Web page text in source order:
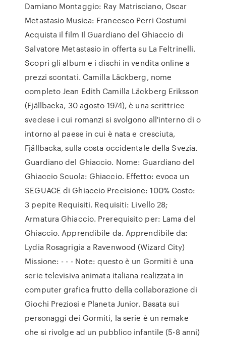
Damiano Montaggio: Ray Matrisciano, Oscar
Metastasio Musica: Francesco Perri Costumi
Acquista il film Il Guardiano del Ghiaccio di
Salvatore Metastasio in offerta su La Feltrinelli.
Scopri gli album e i dischi in vendita online a
prezzi scontati. Camilla Läckberg, nome
completo Jean Edith Camilla Läckberg Eriksson
(Fjällbacka, 30 agosto 1974), è una scrittrice
svedese i cui romanzi si svolgono all'interno di o
intorno al paese in cui è nata e cresciuta,
Fjällbacka, sulla costa occidentale della Svezia.
Guardiano del Ghiaccio. Nome: Guardiano del
Ghiaccio Scuola: Ghiaccio. Effetto: evoca un
SEGUACE di Ghiaccio Precisione: 100% Costo:
3 pepite Requisiti. Requisiti: Livello 28;
Armatura Ghiaccio. Prerequisito per: Lama del
Ghiaccio. Apprendibile da. Apprendibile da:
Lydia Rosagrigia a Ravenwood (Wizard City)
Missione: - - - Note: questo è un Gormiti è una
serie televisiva animata italiana realizzata in
computer grafica frutto della collaborazione di
Giochi Preziosi e Planeta Junior. Basata sui
personaggi dei Gormiti, la serie è un remake
che si rivolge ad un pubblico infantile (5-8 anni)